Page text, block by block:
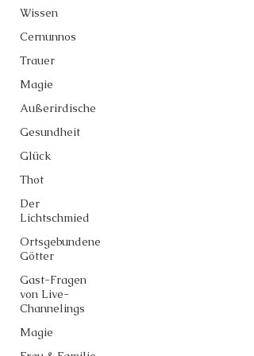
Wissen
Cernunnos
Trauer
Magie
Außerirdische
Gesundheit
Glück
Thot
Der
Lichtschmied
Ortsgebundene
Götter
Gast-Fragen
von Live-
Channelings
Magie